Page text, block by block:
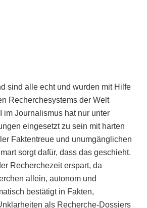
sind alle echt und wurden mit Hilfe
Recherchesystems der Welt
im Journalismus hat nur unter
eingesetzt zu sein mit harten
Faktentreue und unumgänglichen
sorgt dafür, dass das geschieht.
Recherchezeit erspart, da
allein, autonom und
bestätigt in Fakten,
als Recherche-Dossiers